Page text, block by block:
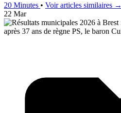
20 Minutes • Voir articles similaires →
22 Mar